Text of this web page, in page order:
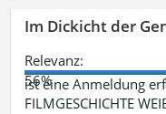
Im Dickicht der
Relevanz:
56%
ist eine Anmeldung
FILMGESCHICHTE